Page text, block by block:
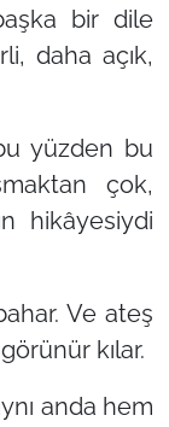
bir dile
daha açık,
yüzden bu
çok,
hikâyesiydi
Ve ateş
kılar.
anda hem